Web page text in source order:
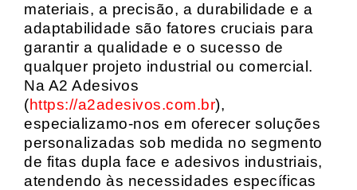
materiais, a precisão, a durabilidade e a
adaptabilidade são fatores cruciais para
garantir a qualidade e o sucesso de
qualquer projeto industrial ou comercial.
Na A2 Adesivos
(https://a2adesivos.com.br),
especializamo-nos em oferecer soluções
personalizadas sob medida no segmento
de fitas dupla face e adesivos industriais,
atendendo às necessidades específicas